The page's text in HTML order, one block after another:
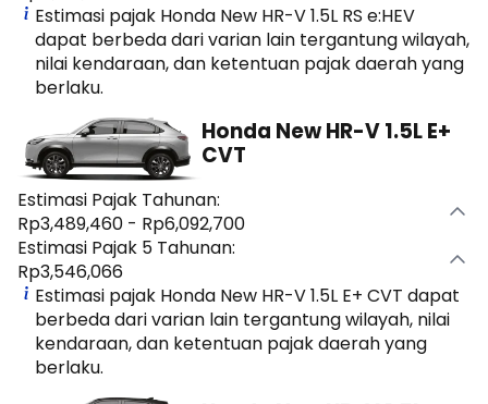
Estimasi pajak Honda New HR-V 1.5L RS e:HEV
dapat berbeda dari varian lain tergantung wilayah,
nilai kendaraan, dan ketentuan pajak daerah yang
berlaku.
Honda New HR-V 1.5L E+
CVT
Estimasi Pajak Tahunan:
Rp3,489,460 - Rp6,092,700
Estimasi Pajak 5 Tahunan:
Rp3,546,066
Estimasi pajak Honda New HR-V 1.5L E+ CVT dapat
berbeda dari varian lain tergantung wilayah, nilai
kendaraan, dan ketentuan pajak daerah yang
berlaku.